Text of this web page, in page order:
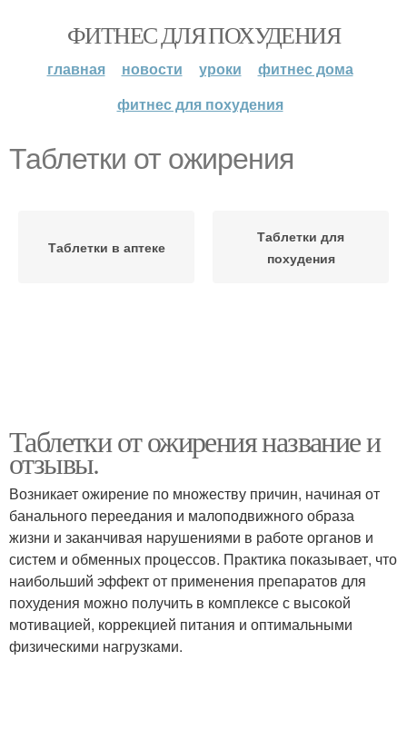
ФИТНЕС ДЛЯ ПОХУДЕНИЯ
главная новости уроки
фитнес дома
фитнес для похудения
Таблетки от ожирения
Таблетки в аптеке
Таблетки для
похудения
Таблетки от ожирения название и
отзывы.
Возникает ожирение по множеству причин, начиная от
банального переедания и малоподвижного образа
жизни и заканчивая нарушениями в работе органов и
систем и обменных процессов. Практика показывает, что
наибольший эффект от применения препаратов для
похудения можно получить в комплексе с высокой
мотивацией, коррекцией питания и оптимальными
физическими нагрузками.